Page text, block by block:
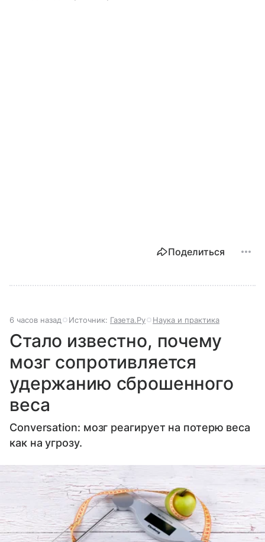
Поделиться
6 часов назад Источник: Газета.Ру Наука и практика
Стало известно, почему
мозг сопротивляется
удержанию сброшенного
веса
Conversation: мозг реагирует на потерю веса
как на угрозу.